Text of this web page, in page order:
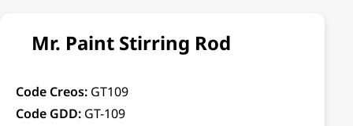
Mr. Paint Stirring Rod
Code Creos: GT109
Code GDD: GT-109